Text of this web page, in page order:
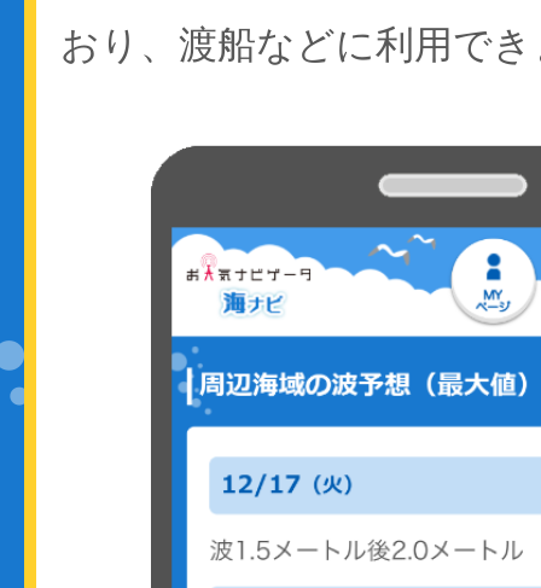
おり、渡船などに利用で